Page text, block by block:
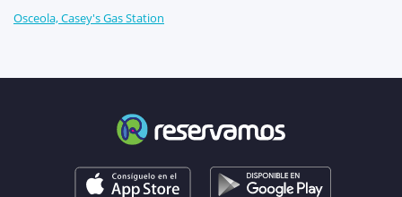
Osceola, Casey's Gas Station